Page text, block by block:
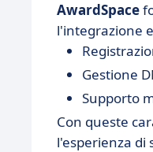
AwardSpace
l'integrazione
Gestione
Supporto
Con queste
l'esperienza di